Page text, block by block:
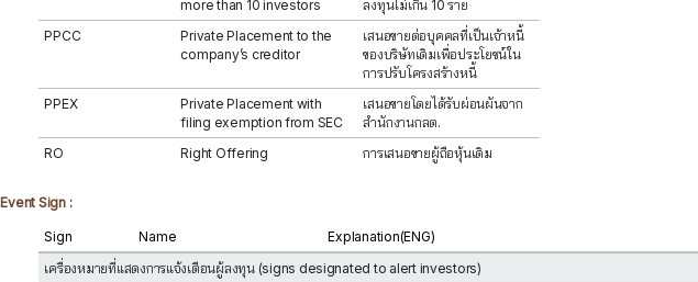
more than 10 investors
ลงทุนไม่เกิน 10 ราย
PPCC
Private Placement to the
company’s creditor
เสนอขายต่อบุคคลที่เป็นเจ้าหนี้
ของบริษัทเดิมเพื่อประโยชน์ใน
การปรับโครงสร้างหนี้
PPEX
Private Placement with
filing exemption from SEC
เสนอขายโดยได้รับผ่อนผันจาก
สำนักงานกลต.
RO
Right Offering การเสนอขายผู้ถือหุ้นเดิม
Event Sign :
Sign Name Explanation(ENG)
เครื่องหมายที่แสดงการแจ้งเตือนผู้ลงทุน (signs designated to alert investors)